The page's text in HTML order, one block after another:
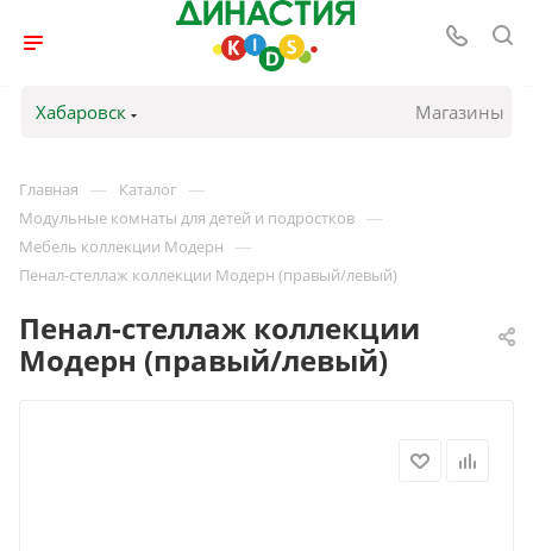
Хабаровск Магазины
Главная — Каталог —
Модульные комнаты для детей и подростков —
Мебель коллекции Модерн —
Пенал-стеллаж коллекции Модерн (правый/левый)
Пенал-стеллаж коллекции
Модерн (правый/левый)